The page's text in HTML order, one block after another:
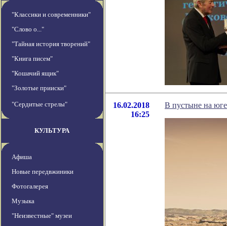
"Классики и современники"
"Слово о..."
"Тайная история творений"
"Книга писем"
"Кошачий ящик"
"Золотые прииски"
"Сердитые стрелы"
КУЛЬТУРА
Афиша
Новые передвжиники
Фотогалерея
Музыка
"Неизвестные" музеи
16.02.2018
16:25
В пустыне на